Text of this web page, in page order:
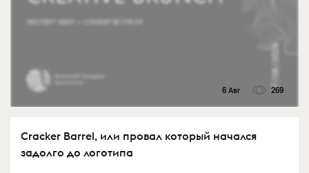
6 Авг 269
Cracker Barrel, или провал который начался
задолго до логотипа